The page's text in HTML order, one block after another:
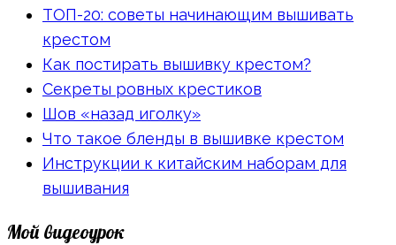
ТОП-20: советы начинающим вышивать
крестом
Как постирать вышивку крестом?
Секреты ровных крестиков
Шов «назад иголку»
Что такое бленды в вышивке крестом
Инструкции к китайским наборам для
вышивания
Мой видеоурок